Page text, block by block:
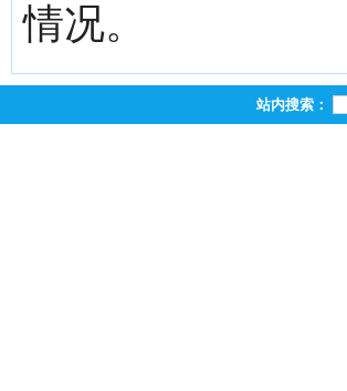
情况。
站内搜索：